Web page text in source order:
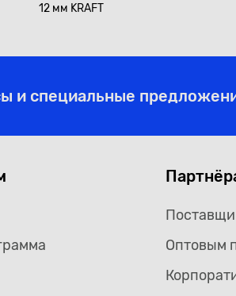
12 мм KRAFT
и специальные
Оптовым